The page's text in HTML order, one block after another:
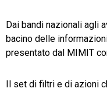
Dai bandi nazionali agli
bacino delle
presentato dal MIMIT
Il set di filtri e di azioni